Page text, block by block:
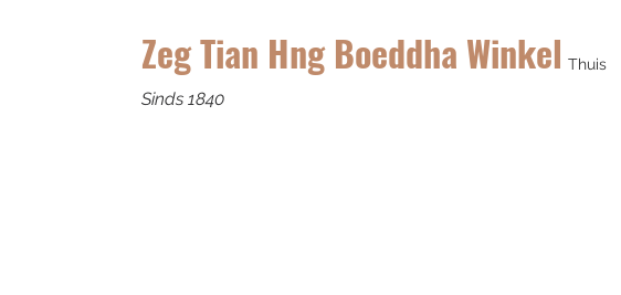
Zeg Tian Hng Boeddha Winkel
Sinds 1840
Thuis